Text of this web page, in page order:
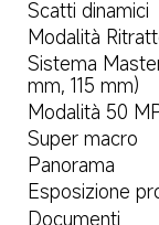
Scatti dinamici
Modalità
Sistema
mm, 115 mm)
Modalità 50
Super macro
Panorama
Esposizione
Documenti